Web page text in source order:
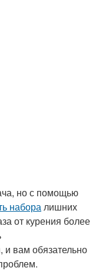
но с помощью
наборалишних
от курения более
вам обязательно